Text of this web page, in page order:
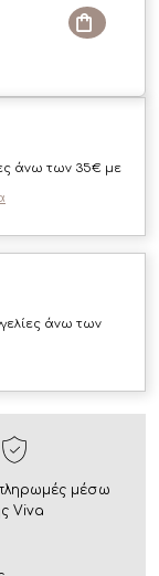
άνω των 35€ με
άνω των
μέσω
Viva